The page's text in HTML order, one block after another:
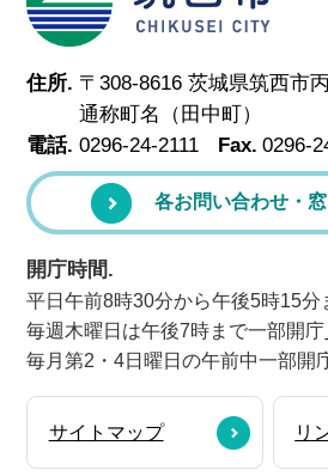
住所. 〒308-8616 茨城県筑西市
通称町名（田中町）
電話. 0296-24-2111 Fax. 0296-
各お問い合わせ・
開庁時間.
平日午前8時30分から午後5時15分
毎週木曜日は午後7時まで一部開庁
毎月第2・4日曜日の午前中一部開
サイトマップ リ